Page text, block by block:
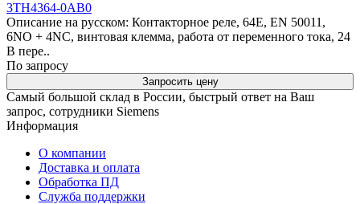
3TH4364-0AB0
Описание на русском: Контакторное реле, 64E, EN 50011,
6NO + 4NC, винтовая клемма, работа от переменного тока, 24
В пере..
По запросу
Запросить цену
Самый большой склад в России, быстрый ответ на Ваш
запрос, сотрудники Siemens
Информация
О компании
Доставка и оплата
Обработка ПД
Служба поддержки